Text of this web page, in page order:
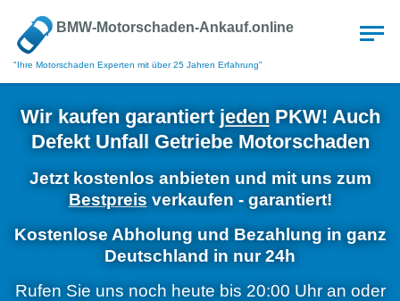
BMW-Motorschaden-Ankauf.online
"Ihre Motorschaden Experten mit über 25 Jahren Erfahrung"
Wir kaufen garantiertjedenPKW! Auch
Defekt Unfall Getriebe Motorschaden
Jetzt kostenlos anbieten und mit uns zum
Bestpreis verkaufen - garantiert!
Kostenlose Abholung und Bezahlung in ganz
Deutschland in nur 24h
Rufen Sie uns noch heute bis 20:00 Uhr an oder